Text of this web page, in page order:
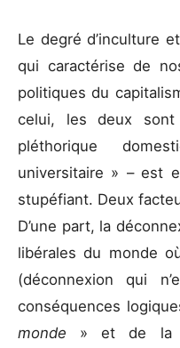
Le degré d’inculture
qui caractérise de
politiques du
celui, les deux
pléthorique
universitaire » – est
stupéfiant. Deux
D’une part, la
libérales du monde
(déconnexion qui
conséquences
monde » et de la